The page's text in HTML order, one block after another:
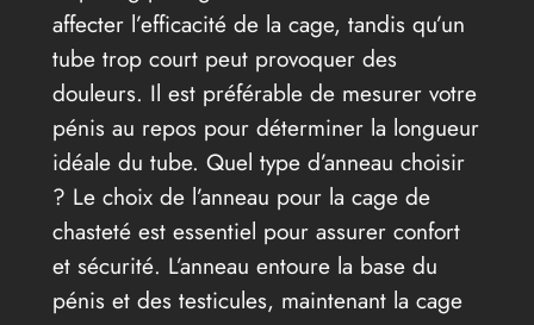
affecter l’efficacité de la cage, tandis qu’un
tube trop court peut provoquer des
douleurs. Il est préférable de mesurer votre
pénis au repos pour déterminer la longueur
idéale du tube. Quel type d’anneau choisir
? Le choix de l’anneau pour la cage de
chasteté est essentiel pour assurer confort
et sécurité. L’anneau entoure la base du
pénis et des testicules, maintenant la cage